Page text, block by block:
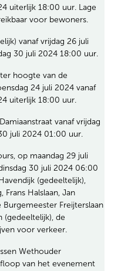
uiterlijk 18:00 uur. Lage
voor bewoners.
vanaf vrijdag 26 juli
30 juli 2024 18:00 uur.
hoogte van de
24 juli 2024 vanaf
uiterlijk 18:00 uur.
vanaf vrijdag
juli 2024 01:00 uur.
op maandag 29 juli
30 juli 2024 06:00
(gedeeltelijk),
Frans Halslaan, Jan
Freijterslaan
(gedeeltelijk), de
voor verkeer.
Wethouder
van het evenement